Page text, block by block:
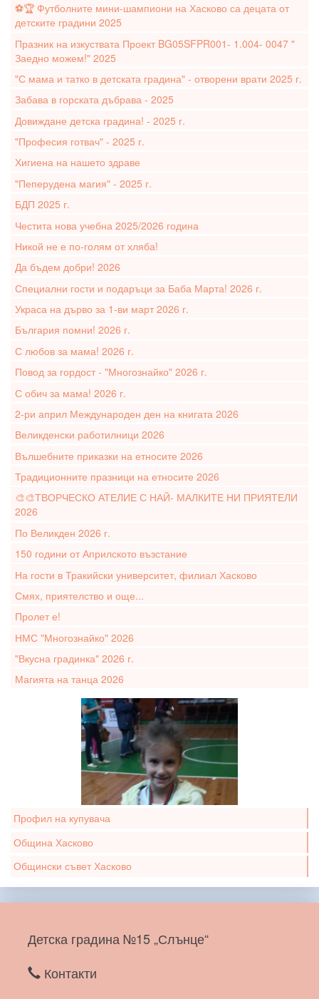
⚽️🏆 Футболните мини-шампиони на Хасково са децата от
детските градини 2025
Празник на изкуствата Проект BG05SFPR001- 1.004- 0047 "
Заедно можем!" 2025
"С мама и татко в детската градина" - отворени врати 2025 г.
Забава в горската дъбрава - 2025
Довиждане детска градина! - 2025 г.
"Професия готвач" - 2025 г.
Хигиена на нашето здраве
"Пеперудена магия" - 2025 г.
БДП 2025 г.
Честита нова учебна 2025/2026 година
Никой не е по-голям от хляба!
Да бъдем добри! 2026
Специални гости и подаръци за Баба Марта! 2026 г.
Украса на дърво за 1-ви март 2026 г.
България помни! 2026 г.
С любов за мама! 2026 г.
Повод за гордост - "Многознайко" 2026 г.
С обич за мама! 2026 г.
2-ри април Международен ден на книгата 2026
Великденски работилници 2026
Вълшебните приказки на етносите 2026
Традиционните празници на етносите 2026
🎨🎨ТВОРЧЕСКО АТЕЛИЕ С НАЙ- МАЛКИТЕ НИ ПРИЯТЕЛИ
2026
По Великден 2026 г.
150 години от Априлското възстание
На гости в Тракийски университет, филиал Хасково
Смях, приятелство и още...
Пролет е!
НМС "Многознайко" 2026
"Вкусна градинка" 2026 г.
Магията на танца 2026
Профил на купувача
Община Хасково
Общински съвет Хасково
Детска градина №15 „Слънце“
Контакти